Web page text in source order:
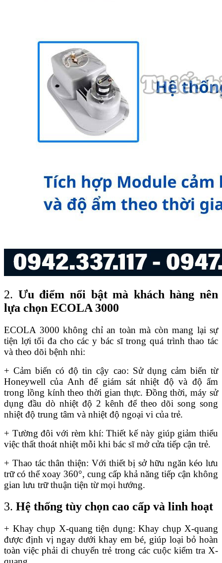
2. Ưu điểm nổi bật mà khách hàng nên
lựa chọn ECOLA 3000
ECOLA 3000 không chỉ an toàn mà còn mang lại sự
tiện lợi tối đa cho các y bác sĩ trong quá trình thao tác
và theo dõi bệnh nhi:
+ Cảm biến có độ tin cậy cao: Sử dụng cảm biến từ
Honeywell của Anh để giám sát nhiệt độ và độ ẩm
trong lồng kính theo thời gian thực. Đồng thời, máy sử
dụng đầu dò nhiệt độ 2 kênh để theo dõi song song
nhiệt độ trung tâm và nhiệt độ ngoại vi của trẻ.
+ Tường đôi với rèm khí: Thiết kế này giúp giảm thiểu
việc thất thoát nhiệt mỗi khi bác sĩ mở cửa tiếp cận trẻ.
+ Thao tác thân thiện: Với thiết bị sở hữu ngăn kéo lưu
trữ có thể xoay 360°, cung cấp khả năng tiếp cận không
gian lưu trữ thuận tiện từ mọi hướng.
3. Hệ thống tùy chọn cao cấp và linh hoạt
+ Khay chụp X-quang tiện dụng: Khay chụp X-quang
được định vị ngay dưới khay em bé, giúp loại bỏ hoàn
toàn việc phải di chuyển trẻ trong các cuộc kiểm tra X-